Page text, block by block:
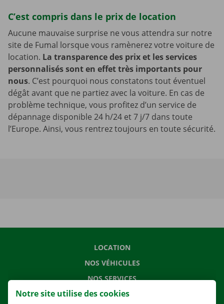
C’est compris dans le prix de location
Aucune mauvaise surprise ne vous attendra sur notre
site de Fumal lorsque vous ramènerez votre voiture de
location. La transparence des prix et les services
personnalisés sont en effet très importants pour
nous. C’est pourquoi nous constatons tout éventuel
dégât avant que ne partiez avec la voiture. En cas de
problème technique, vous profitez d’un service de
dépannage disponible 24 h/24 et 7 j/7 dans toute
l’Europe. Ainsi, vous rentrez toujours en toute sécurité.
LOCATION
NOS VÉHICULES
NOS SERVICES
AGENCES
Notre site utilise des cookies